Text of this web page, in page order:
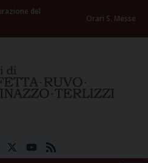
del
Orari S. Messe
InstagramYouTube